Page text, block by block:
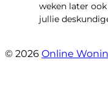
weken later
jullie
© 2026 Online